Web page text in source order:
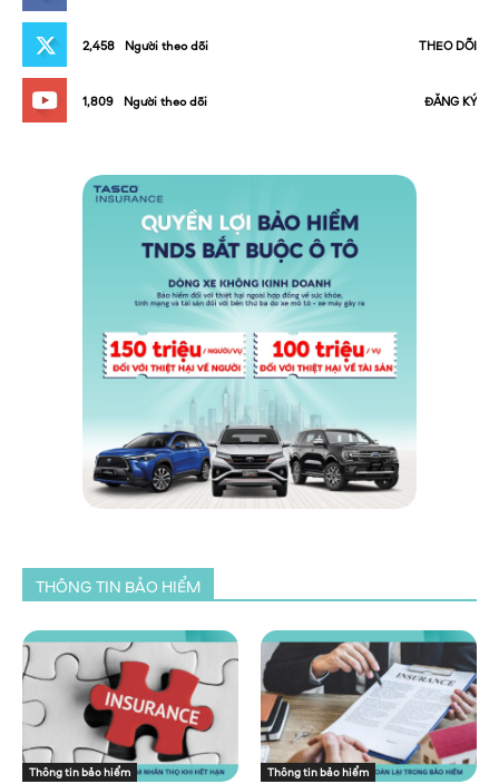
2,458 Người theo dõi THEO DÕI
1,809 Người theo dõi ĐĂNG KÝ
THÔNG TIN BẢO HIỂM
Thông tin bảo hiểm Thông tin bảo hiểm